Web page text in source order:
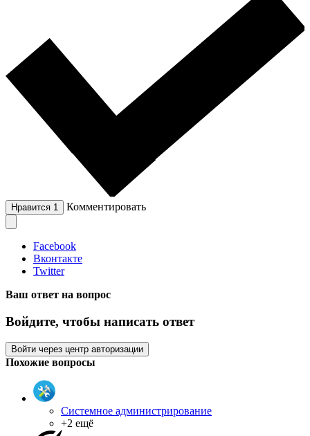
Нравится 1 Комментировать
Facebook
Вконтакте
Twitter
Ваш ответ на вопрос
Войдите, чтобы написать ответ
Войти через центр авторизации
Похожие вопросы
Системное администрирование
+2 ещё